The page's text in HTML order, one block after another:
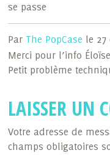
se passe
Par The PopCase le 27
Merci pour l’info
Petit problème
LAISSER UN
Votre adresse de
champs obligatoires